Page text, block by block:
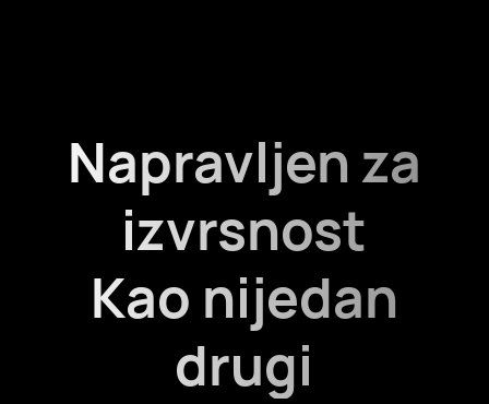
Napravljen za
izvrsnost
Kao nijedan
drugi